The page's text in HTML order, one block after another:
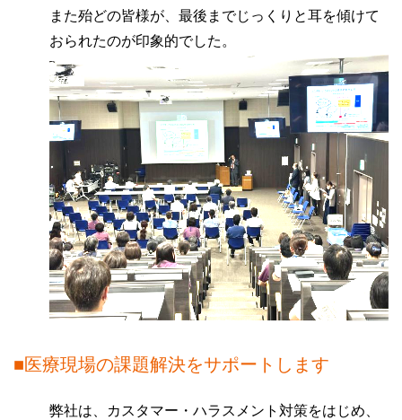
また殆どの皆様が、最後までじっくりと耳を傾けて
おられたのが印象的でした。
■医療現場の課題解決をサポートします
弊社は、 カスタマー・ハラスメント対策をはじめ、